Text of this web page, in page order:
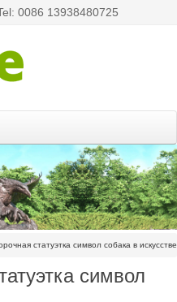
0086 13938480725
статуэтка символ собака в искусстве
символ